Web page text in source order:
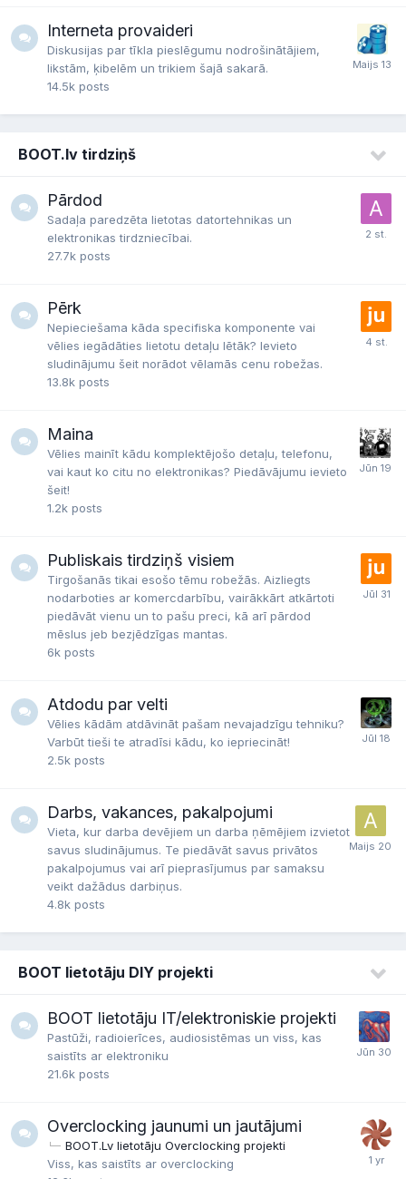
Interneta provaideri
Diskusijas par tīkla pieslēgumu nodrošinātājiem,
likstām, ķibelēm un trikiem šajā sakarā.
14.5k posts
BOOT.lv tirdziņš
Pārdod
Sadaļa paredzēta lietotas datortehnikas un
elektronikas tirdzniecībai.
27.7k posts
Pērk
Nepieciešama kāda specifiska komponente vai
vēlies iegādāties lietotu detaļu lētāk? Ievieto
sludinājumu šeit norādot vēlamās cenu robežas.
13.8k posts
Maina
Vēlies mainīt kādu komplektējošo detaļu, telefonu,
vai kaut ko citu no elektronikas? Piedāvājumu ievieto
šeit!
1.2k posts
Publiskais tirdziņš visiem
Tirgošanās tikai esošo tēmu robežās. Aizliegts
nodarboties ar komercdarbību, vairākkārt atkārtoti
piedāvāt vienu un to pašu preci, kā arī pārdod
mēslus jeb bezjēdzīgas mantas.
6k posts
Atdodu par velti
Vēlies kādām atdāvināt pašam nevajadzīgu tehniku?
Varbūt tieši te atradīsi kādu, ko iepriecināt!
2.5k posts
Darbs, vakances, pakalpojumi
Vieta, kur darba devējiem un darba ņēmējiem izvietot
savus sludinājumus. Te piedāvāt savus privātos
pakalpojumus vai arī pieprasījumus par samaksu
veikt dažādus darbiņus.
4.8k posts
BOOT lietotāju DIY projekti
BOOT lietotāju IT/elektroniskie projekti
Pastūži, radioierīces, audiosistēmas un viss, kas
saistīts ar elektroniku
21.6k posts
Overclocking jaunumi un jautājumi
BOOT.Lv lietotāju Overclocking projekti
Viss, kas saistīts ar overclocking